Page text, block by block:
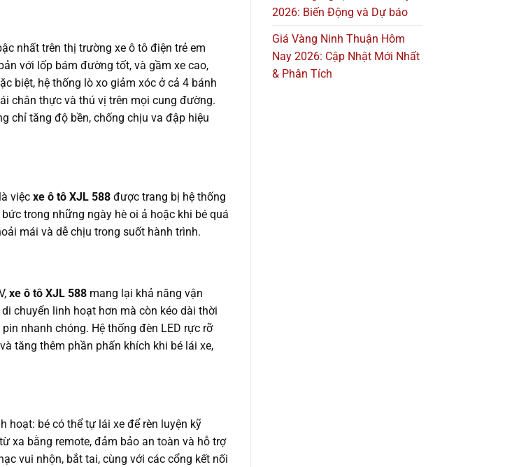
nhất trên thị trường xe ô tô điện trẻ em
với lốp bám đường tốt, và gầm xe cao,
biệt, hệ thống lò xo giảm xóc ở cả 4 bánh
chân thực và thú vị trên mọi cung đường.
chỉ tăng độ bền, chống chịu va đập hiệu
việc xe ô tô XJL 588 được trang bị hệ thống
trong những ngày hè oi ả hoặc khi bé quá
mái và dễ chịu trong suốt hành trình.
xe ô tô XJL 588 mang lại khả năng vận
chuyển linh hoạt hơn mà còn kéo dài thời
nhanh chóng. Hệ thống đèn LED rực rỡ
tăng thêm phần phấn khích khi bé lái xe,
hoạt: bé có thể tự lái xe để rèn luyện kỹ
xa bằng remote, đảm bảo an toàn và hỗ trợ
vui nhộn, bắt tai, cùng với các cổng kết nối
2026: Biến Động và Dự báo
Giá Vàng Ninh Thuận Hôm
Nay 2026: Cập Nhật Mới Nhất
& Phân Tích